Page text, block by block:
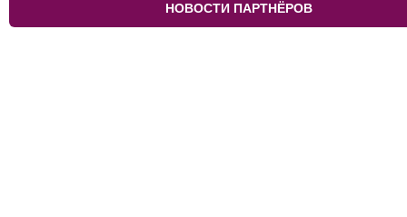
НОВОСТИ ПАРТНЁРОВ